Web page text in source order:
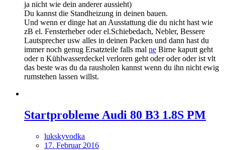
ja nicht wie dein anderer aussieht)
Du kannst die Standheizung in deinen bauen.
Und wenn er dinge hat an Ausstattung die du nicht hast wie
zB el. Fensterheber oder el.Schiebedach, Nebler, Bessere
Lautsprecher usw alles in deinen Packen und dann hast du
immer noch genug Ersatzteile falls mal ne Birne kaputt geht
oder n Kühlwasserdeckel verloren geht oder oder oder ist vlt
das beste was du da rausholen kannst wenn du ihn nicht ewig
rumstehen lassen willst.
Startprobleme Audi 80 B3 1.8S PM
lukskyvodka
17. Februar 2016